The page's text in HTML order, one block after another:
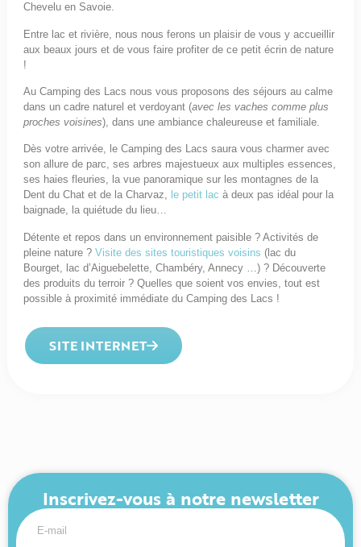
Chevelu en Savoie.
Entre lac et rivière, nous nous ferons un plaisir de vous y accueillir
aux beaux jours et de vous faire profiter de ce petit écrin de nature
!
Au Camping des Lacs nous vous proposons des séjours au calme
dans un cadre naturel et verdoyant (avec les vaches comme plus
proches voisines), dans une ambiance chaleureuse et familiale.
Dès votre arrivée, le Camping des Lacs saura vous charmer avec
son allure de parc, ses arbres majestueux aux multiples essences,
ses haies fleuries, la vue panoramique sur les montagnes de la
Dent du Chat et de la Charvaz, le petit lac à deux pas idéal pour la
baignade, la quiétude du lieu…
Détente et repos dans un environnement paisible ? Activités de
pleine nature ? Visite des sites touristiques voisins (lac du
Bourget, lac d’Aiguebelette, Chambéry, Annecy …) ? Découverte
des produits du terroir ? Quelles que soient vos envies, tout est
possible à proximité immédiate du Camping des Lacs !
SITE INTERNET
Inscrivez-vous à notre newsletter